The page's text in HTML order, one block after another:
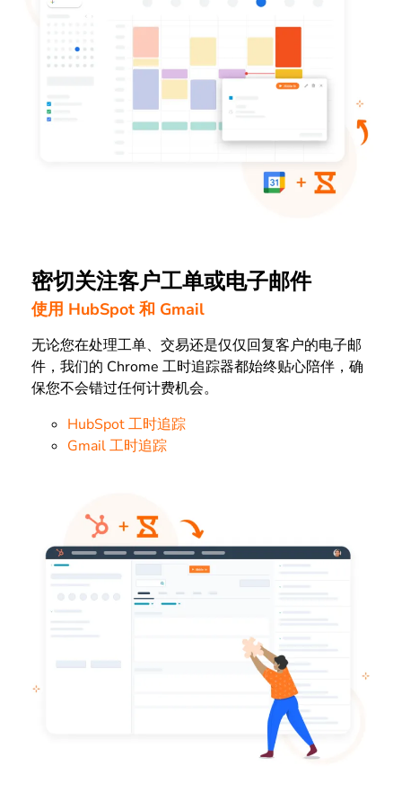
密切关注客户工单或电子邮件
使用 HubSpot 和 Gmail
无论您在处理工单、交易还是仅仅回复客户的电子邮
件，我们的 Chrome 工时追踪器都始终贴心陪伴，确
保您不会错过任何计费机会。
HubSpot 工时追踪
Gmail 工时追踪